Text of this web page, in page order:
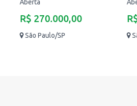
Aberta
R$ 270.000,00
São Paulo/SP